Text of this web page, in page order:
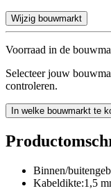
Wijzig bouwmarkt
Voorraad in de
Selecteer jouw
controleren.
In welke bouwmarkt te
Binnen/
Kabeldikte:1,5